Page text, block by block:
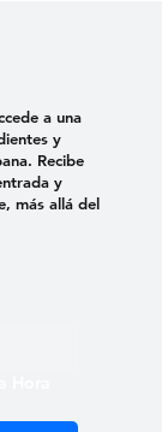
a una
y
Recibe
y
más allá del